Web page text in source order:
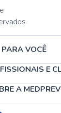
PARA VOCÊ
E
A MEDPREV